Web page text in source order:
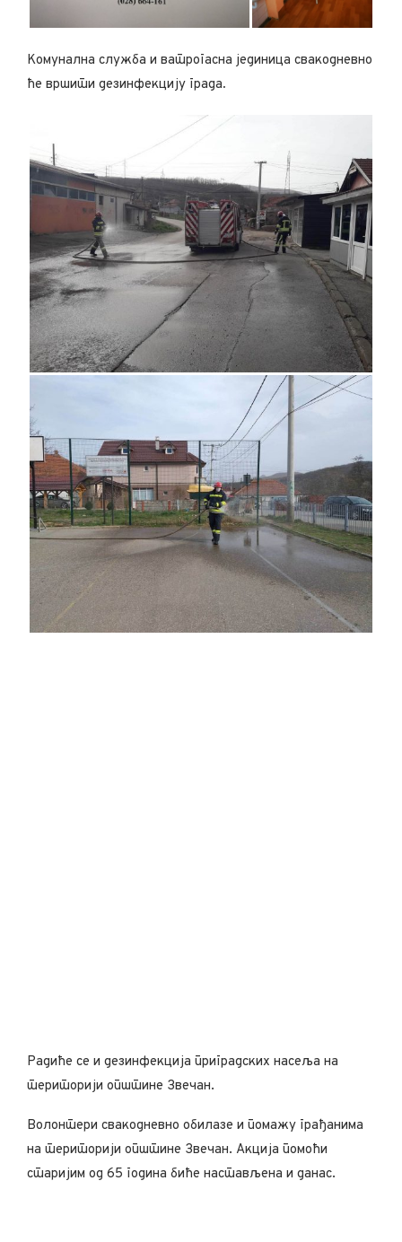
Комунална служба и ватрогасна јединица свакодневно
ће вршити дезинфекцију града.
Радиће се и дезинфекција приградских насеља на
територији општине Звечан.
Волонтери свакодневно обилазе и помажу грађанима
на територији општине Звечан. Акција помоћи
старијим од 65 година биће настављена и данас.